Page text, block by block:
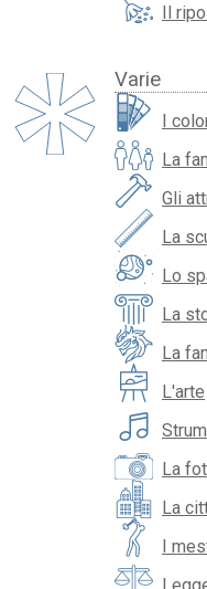
Il
Varie
I
La
Gli
La
Lo
La
La
L'arte
La
La
I